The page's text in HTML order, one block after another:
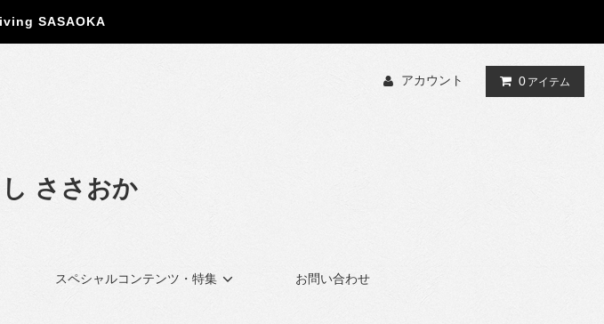
SASAOKA
アカウント 0 アイテム
ささおか
スペシャルコンテンツ・特集 お問い合わせ